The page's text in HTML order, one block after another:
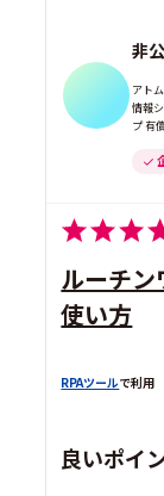
非
アト
情報
プ 有
ルーチ
使い方
RPAツールで利用
良いポイ